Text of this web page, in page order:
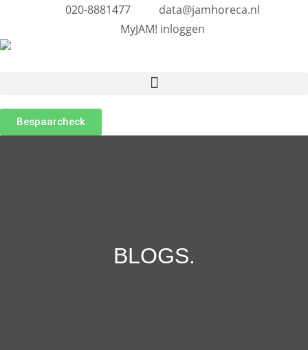
020-8881477
data@jamhoreca.nl
MyJAM! inloggen
Bespaarcheck
BLOGS.